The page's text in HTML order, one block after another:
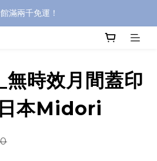
滿兩千免運！
滿兩千免運！
時效月間蓋印
本Midori